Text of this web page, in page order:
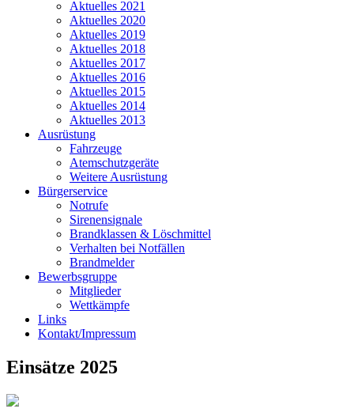
Aktuelles 2021
Aktuelles 2020
Aktuelles 2019
Aktuelles 2018
Aktuelles 2017
Aktuelles 2016
Aktuelles 2015
Aktuelles 2014
Aktuelles 2013
Ausrüstung
Fahrzeuge
Atemschutzgeräte
Weitere Ausrüstung
Bürgerservice
Notrufe
Sirenensignale
Brandklassen & Löschmittel
Verhalten bei Notfällen
Brandmelder
Bewerbsgruppe
Mitglieder
Wettkämpfe
Links
Kontakt/Impressum
Einsätze 2025